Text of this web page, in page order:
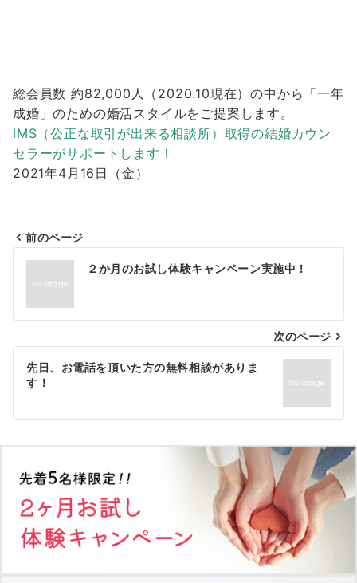
総会員数 約82,000人（2020.10現在）の中から「一年
成婚」のための婚活スタイルをご提案します。
IMS（公正な取引が出来る相談所）取得の結婚カウン
セラーがサポートします！
2021年4月16日（金）
投
ナ
ビ
ゲ
シ
ョ
ン
前のページ
２か月のお試し体験キャンペーン実施中！
次のページ
先日、お電話を頂いた方の無料相談がありま
す！